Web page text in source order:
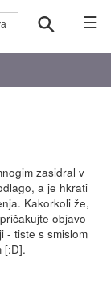
☰
zasidral v
a je hkrati
Kakorkoli že,
objavo
- tiste s smislom
[:D].